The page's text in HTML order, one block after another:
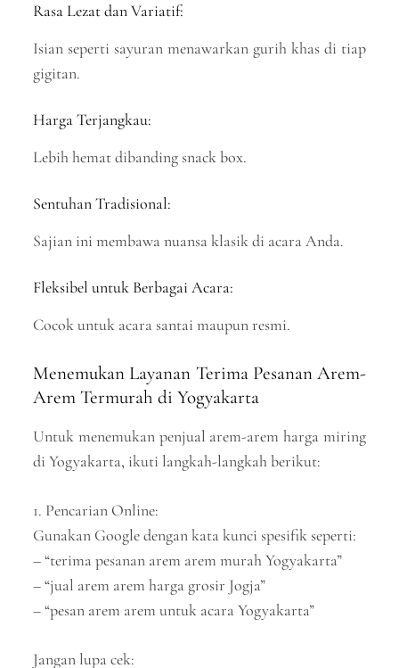
Rasa Lezat dan Variatif:
Isian seperti sayuran menawarkan gurih khas di tiap
gigitan.
Harga Terjangkau:
Lebih hemat dibanding snack box.
Sentuhan Tradisional:
Sajian ini membawa nuansa klasik di acara Anda.
Fleksibel untuk Berbagai Acara:
Cocok untuk acara santai maupun resmi.
Menemukan Layanan Terima Pesanan Arem-
Arem Termurah di Yogyakarta
Untuk menemukan penjual arem-arem harga miring
di Yogyakarta, ikuti langkah-langkah berikut:
1. Pencarian Online:
Gunakan Google dengan kata kunci spesifik seperti:
– “terima pesanan arem arem murah Yogyakarta”
– “jual arem arem harga grosir Jogja”
– “pesan arem arem untuk acara Yogyakarta”
Jangan lupa cek: